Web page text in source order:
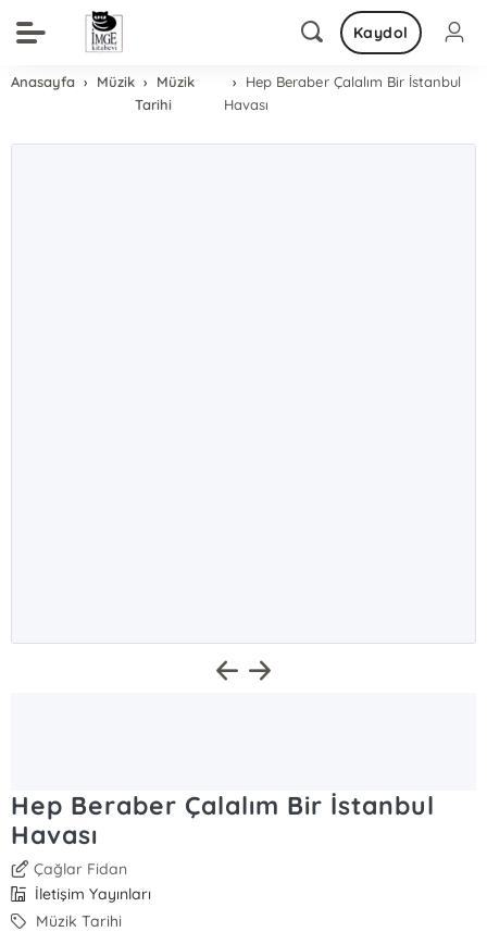
Kaydol
Anasayfa Müzik
Müzik
Tarihi
Hep Beraber Çalalım Bir İstanbul
Havası
Hep Beraber Çalalım Bir İstanbul
Havası
Çağlar Fidan
İletişim Yayınları
Müzik Tarihi